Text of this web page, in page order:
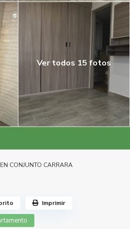
Ver todos 15 fotos
CONJUNTO CARRARA
Imprimir